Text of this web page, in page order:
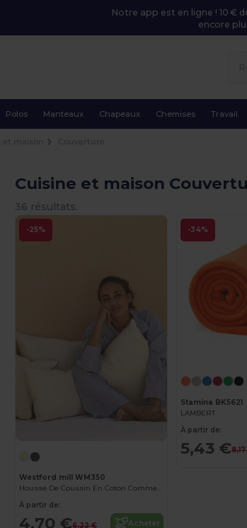
Notre app est en ligne ! 10 €
encore
Polos Manteaux Chapeaux Chemises Travail
Cuisine et maison
36 résultats.
-25%
Westford mill WM350
Housse De Coussin En Coton Commerce Équitable
À partir de:
4,70 €6,22 € Acheter
-34%
Stamina BK5621
LAMBERT
À partir de:
5,43 €